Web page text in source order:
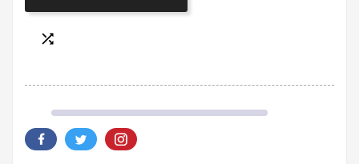
